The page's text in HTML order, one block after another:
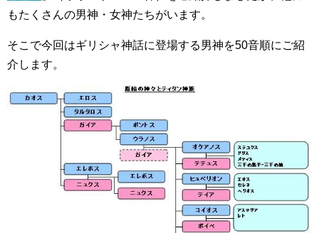
もたくさんの男神・女神たちがいます。
そこで今回はギリシャ神話に登場する男神を50音順にご紹
介します。